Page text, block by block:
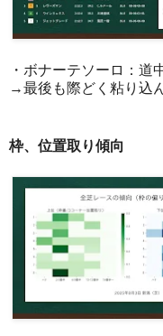
・ボナーテソーロ：道
→最後も際どく粘り込
枠、位置取り傾向